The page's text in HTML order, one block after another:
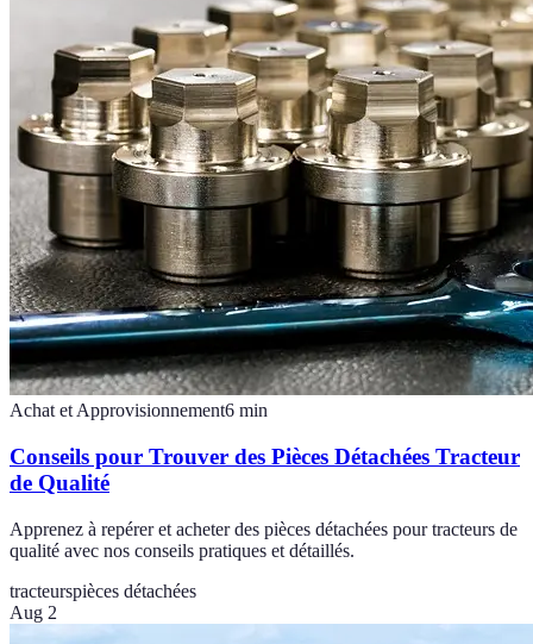
Achat et Approvisionnement6 min
Conseils pour Trouver des Pièces Détachées Tracteur
de Qualité
Apprenez à repérer et acheter des pièces détachées pour tracteurs de
qualité avec nos conseils pratiques et détaillés.
tracteurspièces détachées
Aug 2